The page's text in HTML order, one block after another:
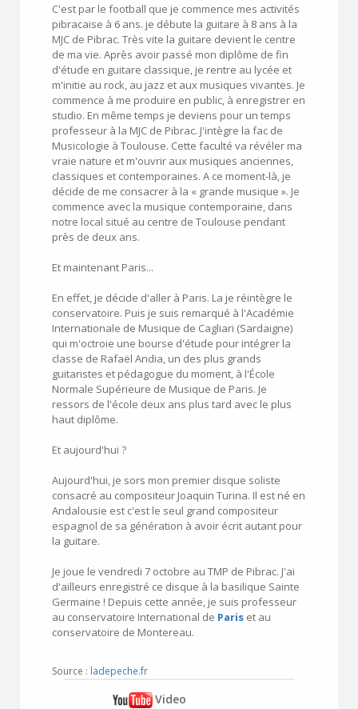
C'est par le football que je commence mes activités
pibracaise à 6 ans. je débute la guitare à 8 ans à la
MJC de Pibrac. Très vite la guitare devient le centre
de ma vie. Après avoir passé mon diplôme de fin
d'étude en guitare classique, je rentre au lycée et
m'initie au rock, au jazz et aux musiques vivantes. Je
commence à me produire en public, à enregistrer en
studio. En même temps je deviens pour un temps
professeur à la MJC de Pibrac. J'intègre la fac de
Musicologie à Toulouse. Cette faculté va révéler ma
vraie nature et m'ouvrir aux musiques anciennes,
classiques et contemporaines. A ce moment-là, je
décide de me consacrer à la « grande musique ». Je
commence avec la musique contemporaine, dans
notre local situé au centre de Toulouse pendant
près de deux ans.
Et maintenant Paris...
En effet, je décide d'aller à Paris. La je réintègre le
conservatoire. Puis je suis remarqué à l'Académie
Internationale de Musique de Cagliari (Sardaigne)
qui m'octroie une bourse d'étude pour intégrer la
classe de Rafaël Andia, un des plus grands
guitaristes et pédagogue du moment, à l'École
Normale Supérieure de Musique de Paris. Je
ressors de l'école deux ans plus tard avec le plus
haut diplôme.
Et aujourd'hui ?
Aujourd'hui, je sors mon premier disque soliste
consacré au compositeur Joaquin Turina. Il est né en
Andalousie est c'est le seul grand compositeur
espagnol de sa génération à avoir écrit autant pour
la guitare.
Je joue le vendredi 7 octobre au TMP de Pibrac. J'ai
d'ailleurs enregistré ce disque à la basilique Sainte
Germaine ! Depuis cette année, je suis professeur
au conservatoire International de Paris et au
conservatoire de Montereau.
Source : ladepeche.fr
Video